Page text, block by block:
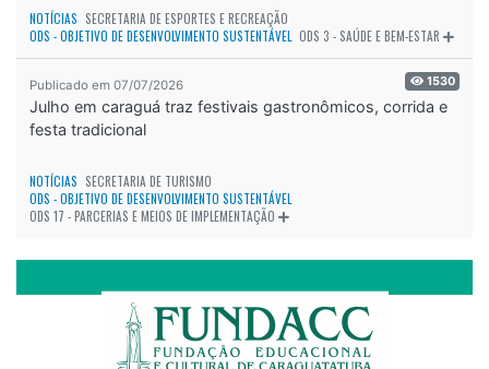
NOTÍCIAS SECRETARIA DE ESPORTES E RECREAÇÃO
ODS - OBJETIVO DE DESENVOLVIMENTO SUSTENTÁVEL ODS 3 - SAÚDE E BEM-ESTAR
Publicado em 07/07/2026 1530
Julho em caraguá traz festivais gastronômicos, corrida e
festa tradicional
NOTÍCIAS SECRETARIA DE TURISMO
ODS - OBJETIVO DE DESENVOLVIMENTO SUSTENTÁVEL
ODS 17 - PARCERIAS E MEIOS DE IMPLEMENTAÇÃO